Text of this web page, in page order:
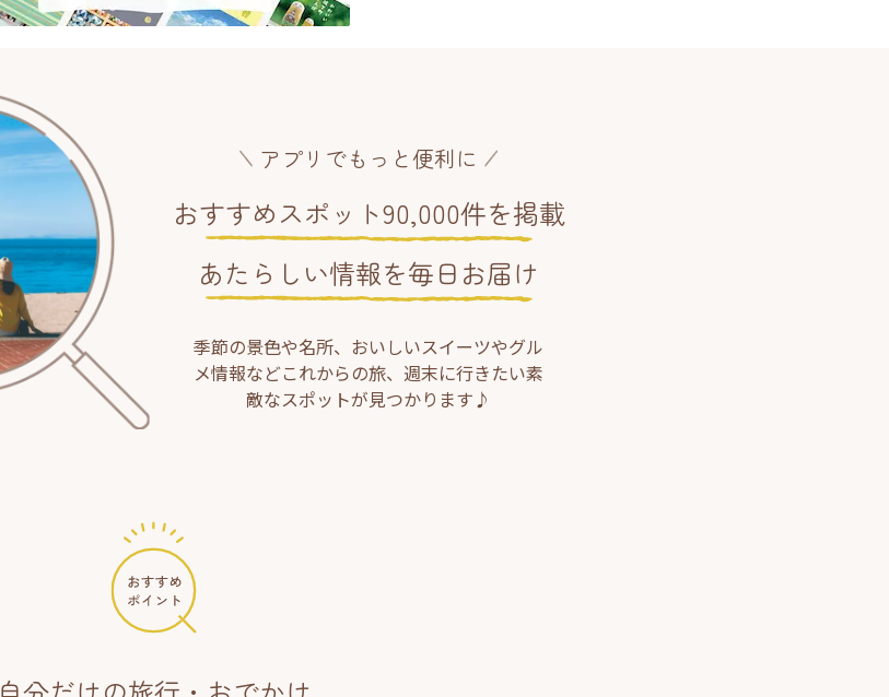
アプリでもっと便利に
おすすめスポット90,000件を掲載
あたらしい情報を毎日お届け
季節の景色や名所、おいしいスイーツやグル
メ情報などこれからの旅、週末に行きたい素
敵なスポットが見つかります♪